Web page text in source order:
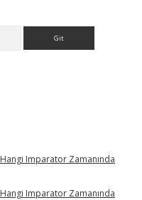
Imparator Zamanında
Imparator Zamanında